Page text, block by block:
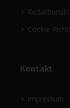
Cookie-
Kontakt
Impressum